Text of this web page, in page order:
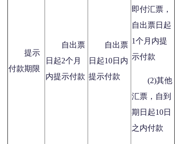
提示
付款期限
自出票
日起2个月
内提示付款
自出票
日起10日内
提示付款
即付汇票，
自出票日起
1个月内提
示付款
(2)其他
汇票，自到
期日起10日
之内付款